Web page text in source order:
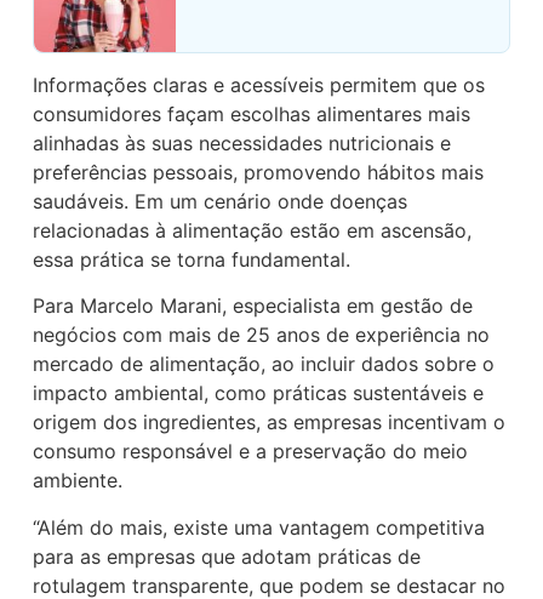
Informações claras e acessíveis permitem que os
consumidores façam escolhas alimentares mais
alinhadas às suas necessidades nutricionais e
preferências pessoais, promovendo hábitos mais
saudáveis. Em um cenário onde doenças
relacionadas à alimentação estão em ascensão,
essa prática se torna fundamental.
Para Marcelo Marani, especialista em gestão de
negócios com mais de 25 anos de experiência no
mercado de alimentação, ao incluir dados sobre o
impacto ambiental, como práticas sustentáveis e
origem dos ingredientes, as empresas incentivam o
consumo responsável e a preservação do meio
ambiente.
“Além do mais, existe uma vantagem competitiva
para as empresas que adotam práticas de
rotulagem transparente, que podem se destacar no